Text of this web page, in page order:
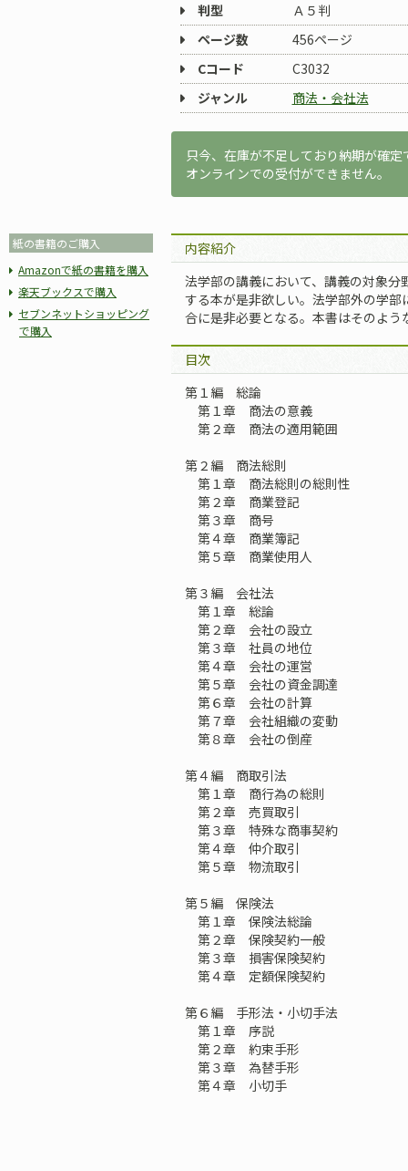
判型
Ａ５判
ページ数
456ページ
Cコード
C3032
ジャンル
商法・会社法
只今、在庫が不足しており納期が確定
オンラインでの受付ができません。
紙の書籍のご購入
Amazonで紙の書籍を購入
楽天ブックスで購入
セブンネットショッピング
で購入
内容紹介
法学部の講義において、講義の対象
する本が是非欲しい。法学部外の学
合に是非必要となる。本書はそのよ
目次
第１編 総論
第１章 商法の意義
第２章 商法の適用範囲
第２編 商法総則
第１章 商法総則の総則性
第２章 商業登記
第３章 商号
第４章 商業簿記
第５章 商業使用人
第３編 会社法
第１章 総論
第２章 会社の設立
第３章 社員の地位
第４章 会社の運営
第５章 会社の資金調達
第６章 会社の計算
第７章 会社組織の変動
第８章 会社の倒産
第４編 商取引法
第１章 商行為の総則
第２章 売買取引
第３章 特殊な商事契約
第４章 仲介取引
第５章 物流取引
第５編 保険法
第１章 保険法総論
第２章 保険契約一般
第３章 損害保険契約
第４章 定額保険契約
第６編 手形法・小切手法
第１章 序説
第２章 約束手形
第３章 為替手形
第４章 小切手